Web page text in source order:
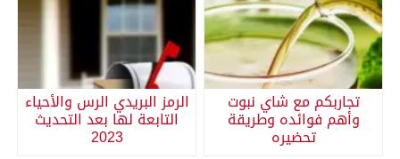
تجاربكم مع شاي نبوت
وأهم فوائده وطريقة
تحضيره
الرمز البريدي الرس والأحياء
التابعة لها بعد التحديث
2023